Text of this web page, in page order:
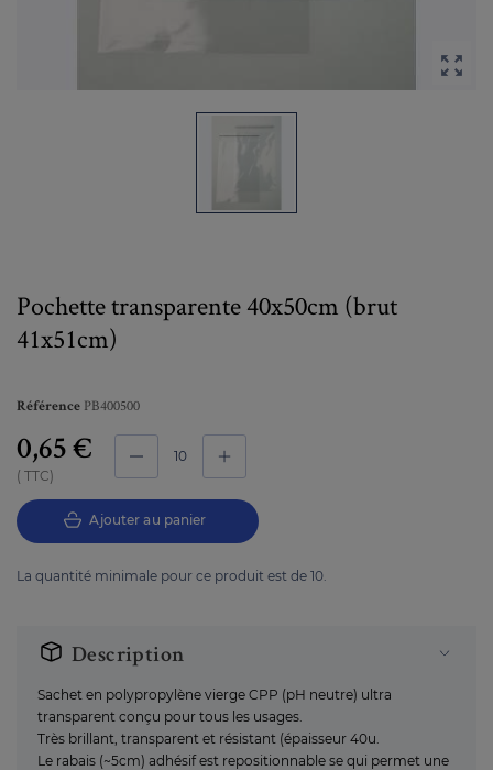

Pochette transparente 40x50cm (brut
41x51cm)
Référence PB400500
0,65 €
TTC
Ajouter au panier
La quantité minimale pour ce produit est de 10.
Description
Sachet en polypropylène vierge CPP (pH neutre) ultra
transparent conçu pour tous les usages.
Très brillant, transparent et résistant (épaisseur 40u.
Le rabais (~5cm) adhésif est repositionnable se qui permet une